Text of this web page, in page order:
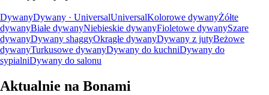
DywanyDywany · UniversalUniversalKolorowe dywanyŻółte
dywanyBiałe dywanyNiebieskie dywanyFioletowe dywanySzare
dywanyDywany shaggyOkrągłe dywanyDywany z jutyBeżowe
dywanyTurkusowe dywanyDywany do kuchniDywany do
sypialniDywany do salonu
Aktualnie na Bonami